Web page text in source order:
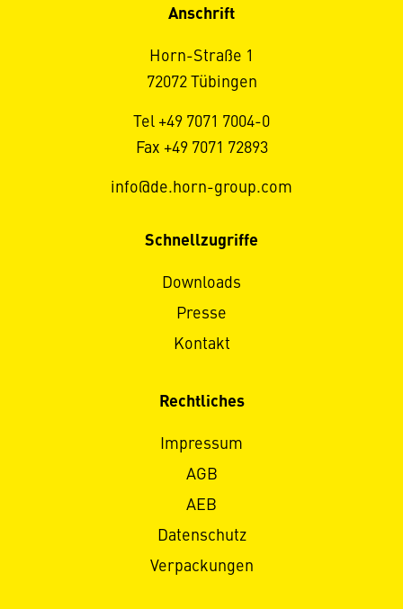
Anschrift
Horn-Straße 1
72072 Tübingen
Tel +49 7071 7004-0
Fax +49 7071 72893
info@de.horn-group.com
Schnellzugriffe
Downloads
Presse
Kontakt
Rechtliches
Impressum
AGB
AEB
Datenschutz
Verpackungen